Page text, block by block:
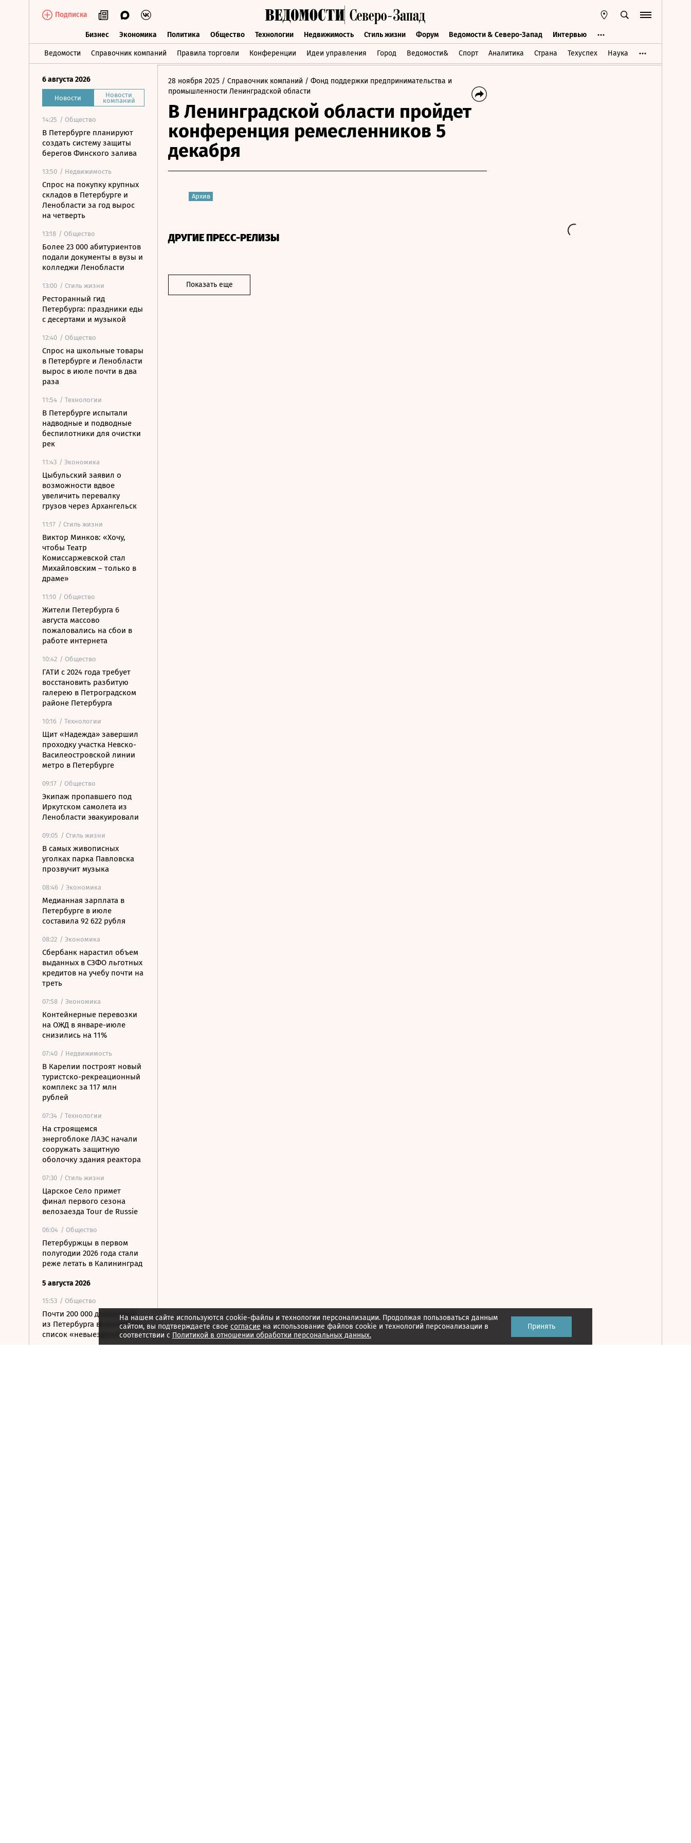
Подписка
Бизнес Экономика Политика Общество Технологии Недвижимость Стиль жизни Форум Ведомости & Северо-Запад Интервью
Ведомости Справочник компаний Правила торговли Конференции Идеи управления Город Ведомости& Спорт Аналитика Страна Техуспех Наука
Бизнес Экономика Политика Общество Технологии Недвижимость Стиль жизни Форум Ведомости & Северо-Запад Интервью
6 августа 2026
Новости Новости
компаний
14:25 / Общество
В Петербурге планируют
создать систему защиты
берегов Финского залива
13:50 / Недвижимость
Спрос на покупку крупных
складов в Петербурге и
Ленобласти за год вырос
на четверть
13:18 / Общество
Более 23 000 абитуриентов
подали документы в вузы и
колледжи Ленобласти
13:00 / Стиль жизни
Ресторанный гид
Петербурга: праздники еды
с десертами и музыкой
12:40 / Общество
Спрос на школьные товары
в Петербурге и Ленобласти
вырос в июле почти в два
раза
11:54 / Технологии
В Петербурге испытали
надводные и подводные
беспилотники для очистки
рек
11:43 / Экономика
Цыбульский заявил о
возможности вдвое
увеличить перевалку
грузов через Архангельск
11:17 / Стиль жизни
Виктор Минков: «Хочу,
чтобы Театр
Комиссаржевской стал
Михайловским – только в
драме»
11:10 / Общество
Жители Петербурга 6
августа массово
пожаловались на сбои в
работе интернета
10:42 / Общество
ГАТИ с 2024 года требует
восстановить разбитую
галерею в Петроградском
районе Петербурга
10:16 / Технологии
Щит «Надежда» завершил
проходку участка Невско-
Василеостровской линии
метро в Петербурге
09:17 / Общество
Экипаж пропавшего под
Иркутском самолета из
Ленобласти эвакуировали
09:05 / Стиль жизни
В самых живописных
уголках парка Павловска
прозвучит музыка
08:46 / Экономика
Медианная зарплата в
Петербурге в июле
составила 92 622 рубля
08:22 / Экономика
Сбербанк нарастил объем
выданных в СЗФО льготных
кредитов на учебу почти на
треть
07:58 / Экономика
Контейнерные перевозки
на ОЖД в январе-июле
снизились на 11%
07:40 / Недвижимость
В Карелии построят новый
туристско-рекреационный
комплекс за 117 млн
рублей
07:34 / Технологии
На строящемся
энергоблоке ЛАЭС начали
сооружать защитную
оболочку здания реактора
07:30 / Стиль жизни
Царское Село примет
финал первого сезона
велозаезда Tour de Russie
06:04 / Общество
Петербуржцы в первом
полугодии 2026 года стали
реже летать в Калининград
5 августа 2026
15:53 / Общество
Почти 200 000 должников
из Петербурга включили в
список «невыездных»
28 ноября 2025 / Справочник компаний / Фонд поддержки предпринимательства и
промышленности Ленинградской области
В Ленинградской области пройдет
конференция ремесленников 5
декабря
Архив
ДРУГИЕ ПРЕСС-РЕЛИЗЫ
Показать еще
На нашем сайте используются cookie-файлы и технологии персонализации. Продолжая пользоваться данным
сайтом, вы подтверждаете свое согласие на использование файлов cookie и технологий персонализации в
соответствии с Политикой в отношении обработки персональных данных.
Принять